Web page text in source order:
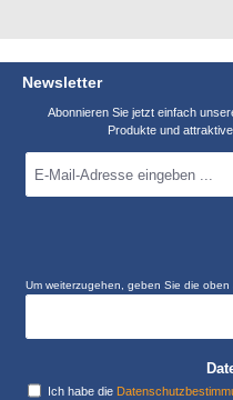
Newsletter
Abonnieren Sie jetzt einfach
Produkte und
Mail-
Um weiterzugehen, geben Sie die
Ich habe die